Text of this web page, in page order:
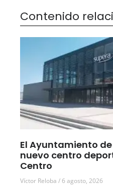
Contenido
El Ayuntamiento
nuevo centro
Centro
Víctor Reloba 6 agosto, 2026